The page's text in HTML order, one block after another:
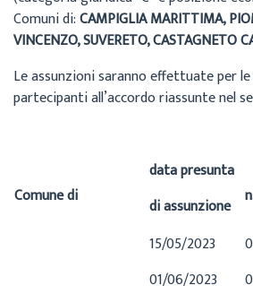
Comuni di:CAMPIGLIA MARITTIMA,
VINCENZO, SUVERETO, CASTAGNETO
Le assunzioni saranno effettuate per
partecipanti all’accordo riassunte nel
Comune di
data presunta
di assunzione
15/05/2023
01/06/2023